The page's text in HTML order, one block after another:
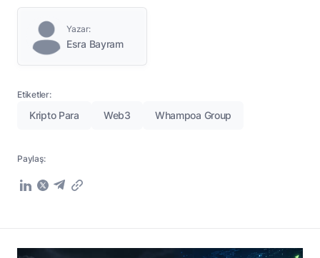
Paylaş:
Yazar:
Esra Bayram
Etiketler:
Kripto Para Web3 Whampoa Group